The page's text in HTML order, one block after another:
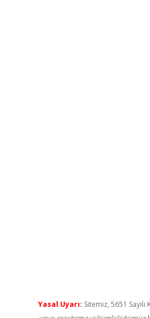
Yasal Uyarı: Sitemiz, 5651